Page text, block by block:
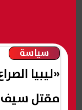
سياسة
«ليبيا
مقتل سيف